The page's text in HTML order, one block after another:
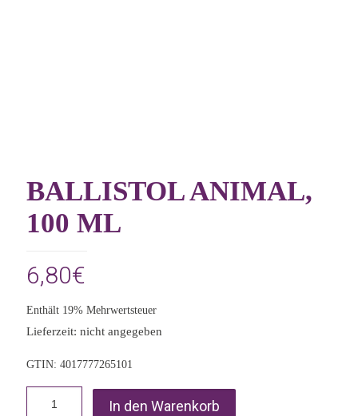
BALLISTOL ANIMAL,
100 ML
6,80€
Enthält 19% Mehrwertsteuer
Lieferzeit: nicht angegeben
GTIN: 4017777265101
In den Warenkorb